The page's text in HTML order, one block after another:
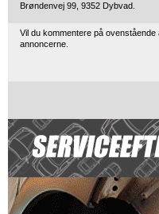
Brøndenvej 99, 9352 Dybvad.
Vil du kommentere på
annoncerne.